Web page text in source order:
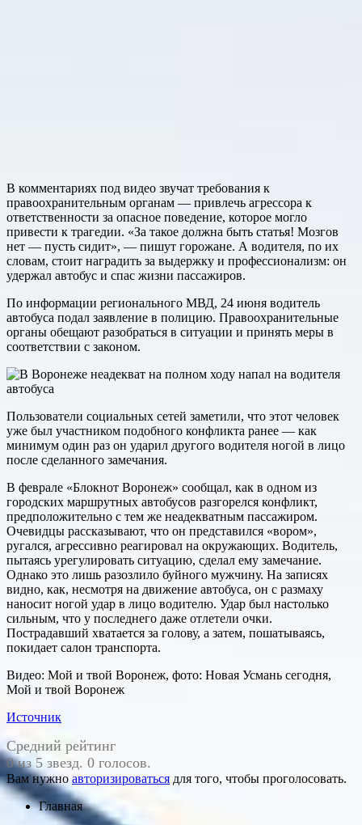
В комментариях под видео звучат требования к
правоохранительным органам — привлечь агрессора к
ответственности за опасное поведение, которое могло
привести к трагедии. «За такое должна быть статья! Мозгов
нет — пусть сидит», — пишут горожане. А водителя, по их
словам, стоит наградить за выдержку и профессионализм: он
удержал автобус и спас жизни пассажиров.
По информации регионального МВД, 24 июня водитель
автобуса подал заявление в полицию. Правоохранительные
органы обещают разобраться в ситуации и принять меры в
соответствии с законом.
Пользователи социальных сетей заметили, что этот человек
уже был участником подобного конфликта ранее — как
минимум один раз он ударил другого водителя ногой в лицо
после сделанного замечания.
В феврале «Блокнот Воронеж» сообщал, как в одном из
городских маршрутных автобусов разгорелся конфликт,
предположительно с тем же неадекватным пассажиром.
Очевидцы рассказывают, что он представился «вором»,
ругался, агрессивно реагировал на окружающих. Водитель,
пытаясь урегулировать ситуацию, сделал ему замечание.
Однако это лишь разозлило буйного мужчину. На записях
видно, как, несмотря на движение автобуса, он с размаху
наносит ногой удар в лицо водителю. Удар был настолько
сильным, что у последнего даже отлетели очки.
Пострадавший хватается за голову, а затем, пошатываясь,
покидает салон транспорта.
Видео: Мой и твой Воронеж, фото: Новая Усмань сегодня,
Мой и твой Воронеж
Источник
Средний рейтинг
0 из 5 звезд. 0 голосов.
Вам нужно авторизироваться для того, чтобы проголосовать.
Главная